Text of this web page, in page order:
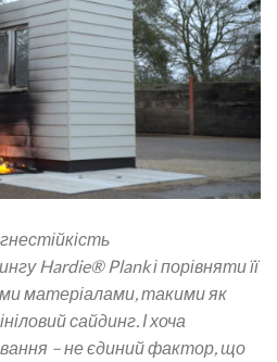
Hardie® Plank і порівняти її
матеріалами, такими як
сайдинг. І хоча
– не єдиний фактор, що